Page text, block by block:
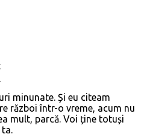
minunate. Și eu citeam
război într-o vreme, acum nu
mult, parcă. Voi ține totuși